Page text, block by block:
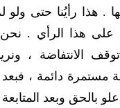
. هذا رأيُنا حتى ولو
على هذا الرأي .
الانتفاضة ،
مستمرة دائمة ،
بالحق وبعد المتابعة